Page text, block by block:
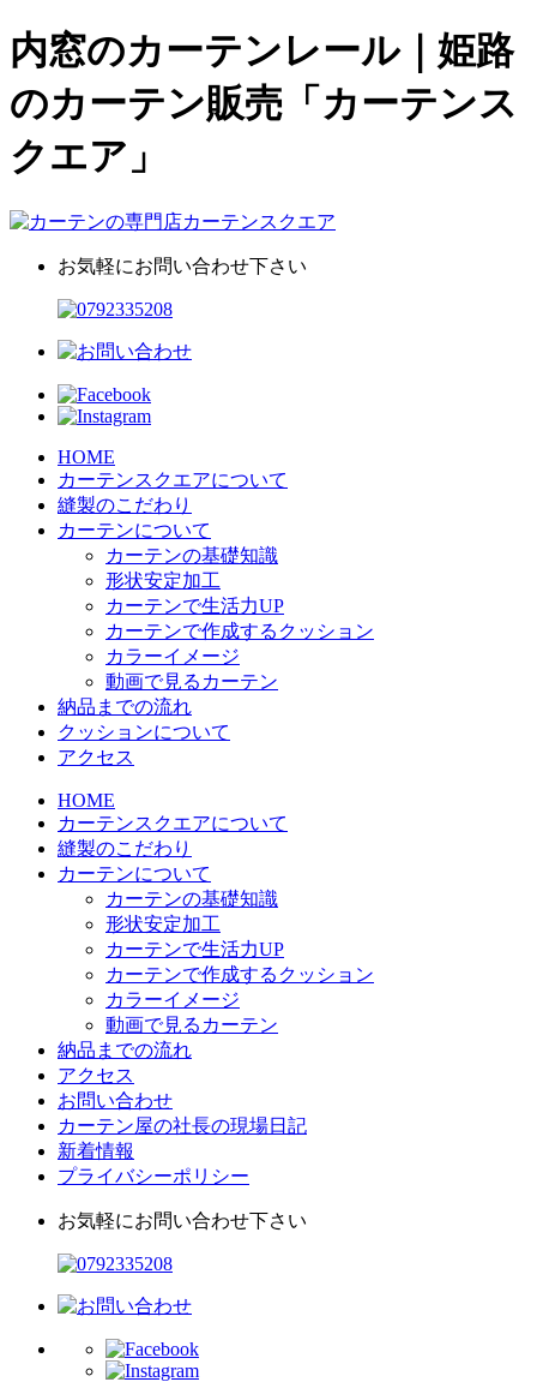
内窓のカーテンレール｜姫路
のカーテン販売「カーテンス
クエア」
お気軽にお問い合わせ下さい
HOME
カーテンスクエアについて
縫製のこだわり
カーテンについて
カーテンの基礎知識
形状安定加工
カーテンで生活力UP
カーテンで作成するクッション
カラーイメージ
動画で見るカーテン
納品までの流れ
クッションについて
アクセス
HOME
カーテンスクエアについて
縫製のこだわり
カーテンについて
カーテンの基礎知識
形状安定加工
カーテンで生活力UP
カーテンで作成するクッション
カラーイメージ
動画で見るカーテン
納品までの流れ
アクセス
お問い合わせ
カーテン屋の社長の現場日記
新着情報
プライバシーポリシー
お気軽にお問い合わせ下さい